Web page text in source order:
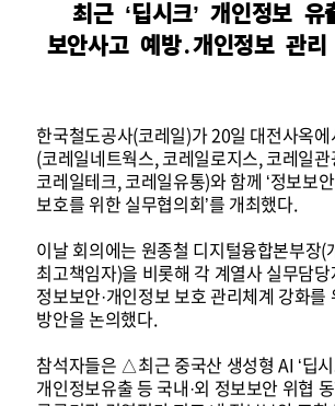
최근 ‘딥시크’ 개인정보 유
보안사고 예방․개인정보 관
한국철도공사(코레일)가 20일 대전사옥
(코레일네트웍스, 코레일로지스, 코레일
코레일테크, 코레일유통)와 함께 ‘정보보
보호를 위한 실무협의회’를 개최했다.
이날 회의에는 원종철 디지털융합본부장(
최고책임자)을 비롯해 각 계열사 실무담
정보보안·개인정보 보호 관리체계 강화를
방안을 논의했다.
참석자들은 △최근 중국산 생성형 AI ‘딥시
개인정보유출 등 국내·외 정보보안 위협